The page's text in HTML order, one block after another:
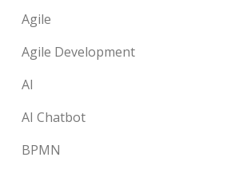
Agile
Agile Development
AI
AI Chatbot
BPMN